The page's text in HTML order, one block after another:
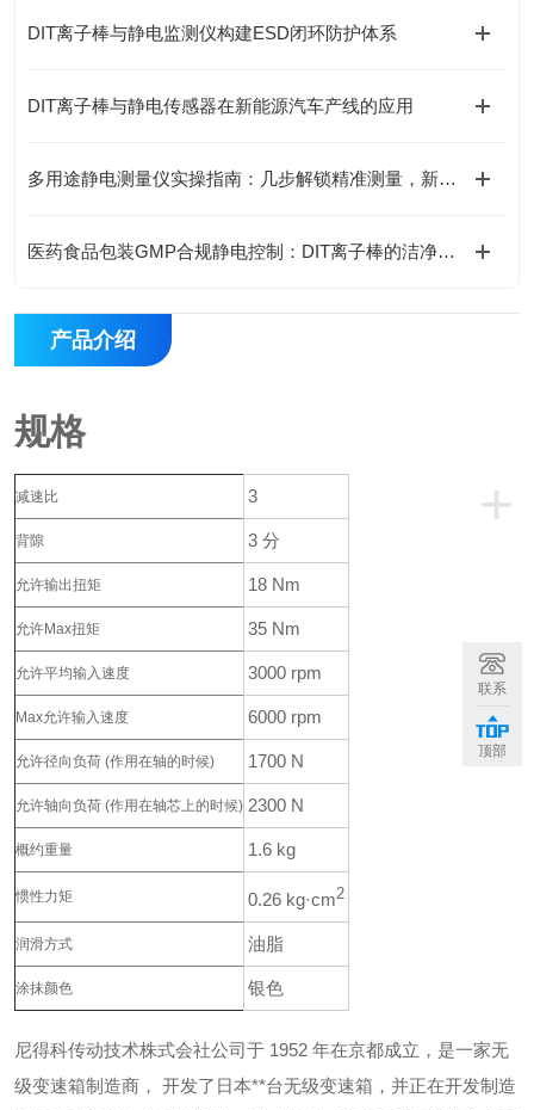
DIT离子棒与静电监测仪构建ESD闭环防护体系
DIT离子棒与静电传感器在新能源汽车产线的应用
多用途静电测量仪实操指南：几步解锁精准测量，新手也能轻松上手
医药食品包装GMP合规静电控制：DIT离子棒的洁净室适配方案
产品介绍
规格
+
减速比 3
背隙 3 分
允许输出扭矩 18 Nm
允许Max扭矩 35 Nm
允许平均输入速度 3000 rpm
Max允许输入速度 6000 rpm
允许径向负荷 (作用在轴的时候) 1700 N
允许轴向负荷 (作用在轴芯上的时候) 2300 N
概约重量 1.6 kg
惯性力矩 0.26 kg·cm2
润滑方式 油脂
涂抹颜色 银色
尼得科传动技术株式会社公司于 1952 年在京都成立，是一家无
级变速箱制造商， 开发了日本**台无级变速箱，并正在开发制造
联系
顶部